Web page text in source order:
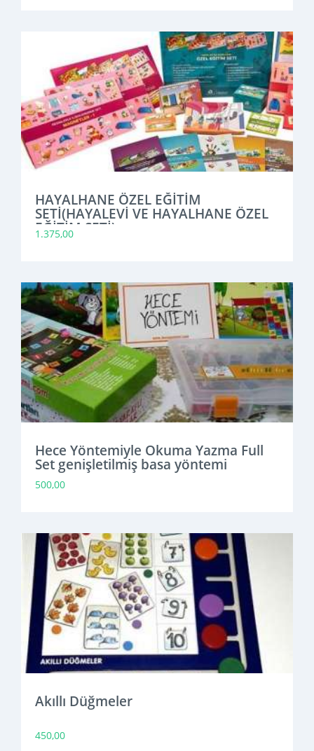
HAYALHANE ÖZEL EĞİTİM
SETİ(HAYALEVİ VE HAYALHANE ÖZEL
EĞİTİM SETİ)
1.375,00
Hece Yöntemiyle Okuma Yazma Full
Set genişletilmiş basa yöntemi
500,00
Akıllı Düğmeler
450,00